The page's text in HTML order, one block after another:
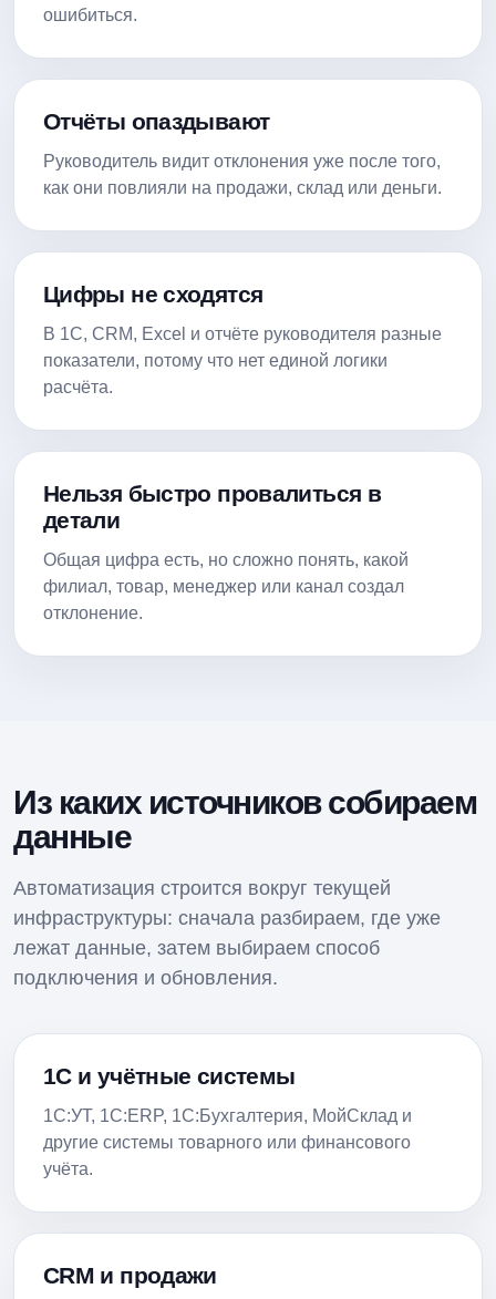
ошибиться.
Отчёты опаздывают
Руководитель видит отклонения уже после того,
как они повлияли на продажи, склад или деньги.
Цифры не сходятся
В 1С, CRM, Excel и отчёте руководителя разные
показатели, потому что нет единой логики
расчёта.
Нельзя быстро провалиться в
детали
Общая цифра есть, но сложно понять, какой
филиал, товар, менеджер или канал создал
отклонение.
Из каких источников собираем
данные
Автоматизация строится вокруг текущей
инфраструктуры: сначала разбираем, где уже
лежат данные, затем выбираем способ
подключения и обновления.
1С и учётные системы
1С:УТ, 1С:ERP, 1С:Бухгалтерия, МойСклад и
другие системы товарного или финансового
учёта.
CRM и продажи